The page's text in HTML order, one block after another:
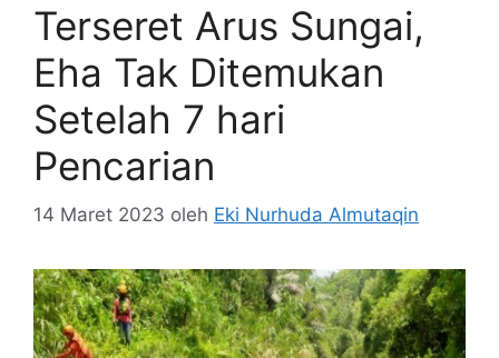
Terseret Arus Sungai,
Eha Tak Ditemukan
Setelah 7 hari
Pencarian
14 Maret 2023 oleh Eki Nurhuda Almutaqin